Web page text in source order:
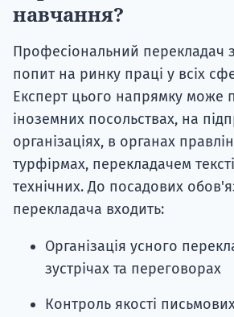
навчання?
Професіональний перекладач
попит на ринку праці у всіх
Експерт цього напрямку може
іноземних посольствах, на
організаціях, в органах
турфірмах, перекладачем
технічних. До посадових
перекладача входить:
Організація усного
зустрічах та переговорах
Контроль якості